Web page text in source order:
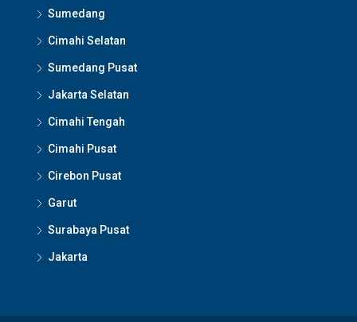
Sumedang
Cimahi Selatan
Sumedang Pusat
Jakarta Selatan
Cimahi Tengah
Cimahi Pusat
Cirebon Pusat
Garut
Surabaya Pusat
Jakarta